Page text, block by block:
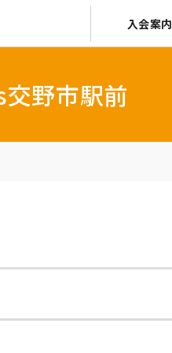
入会案内
野市駅前